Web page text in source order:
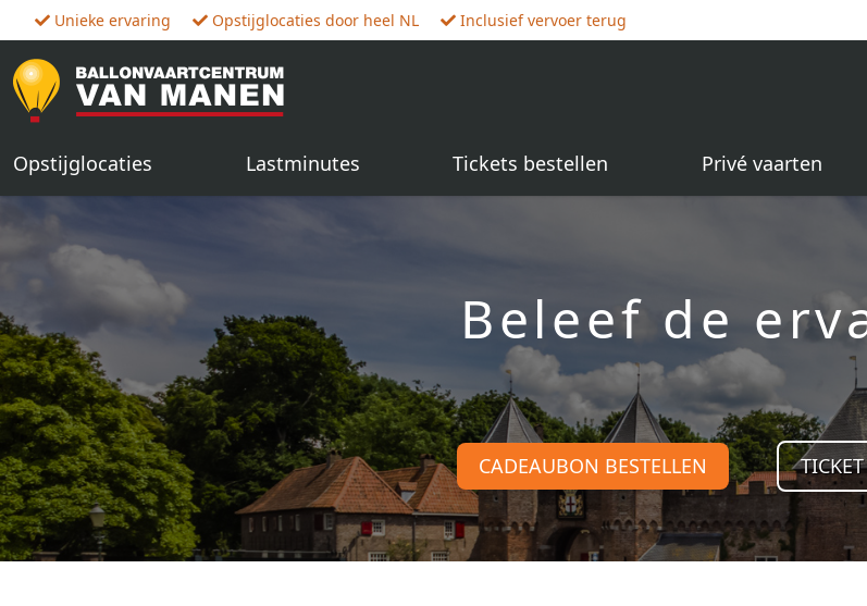
Unieke ervaring Opstijglocaties door heel NL Inclusief vervoer terug
Opstijglocaties Lastminutes Tickets bestellen Privé vaarten
Beleef de
CADEAUBON BESTELLEN